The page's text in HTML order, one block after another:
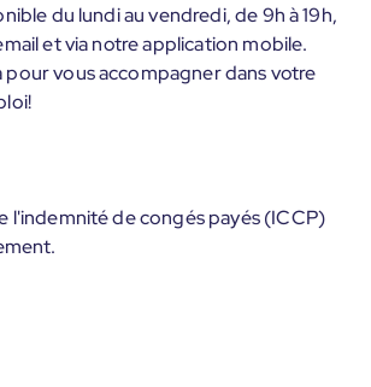
du lundi au vendredi, de 9h à 19h,
et via notre application mobile.
pour vous accompagner dans votre
l'indemnité de congés payés (ICCP)